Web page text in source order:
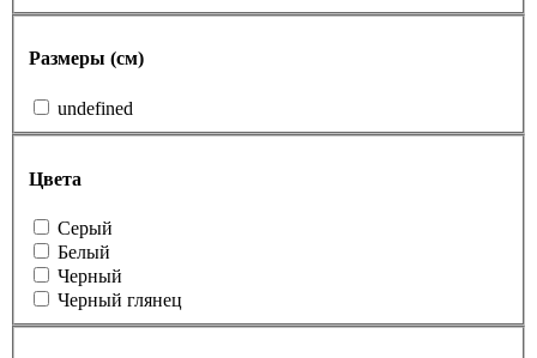
Размеры (см)
undefined
Цвета
Cерый
Белый
Черный
Черный глянец